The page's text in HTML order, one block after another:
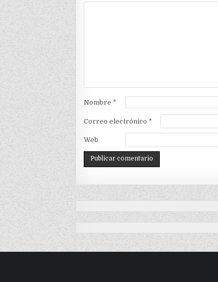
Nombre *
Correo electrónico *
Web